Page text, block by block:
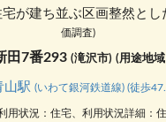
が建ち並ぶ区画整然と
価調査)
田7番293 (滝沢市) (用途地
山駅 (いわて銀河鉄道線) (徒歩
用状況：住宅、利用状況詳細：